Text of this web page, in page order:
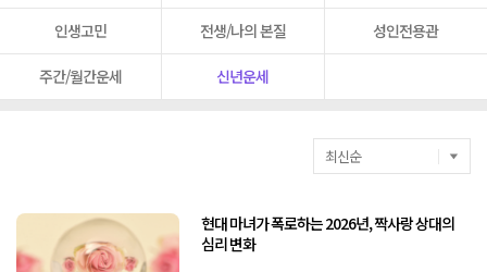
인생고민 전생/나의 본질 성인전용관
주간/월간운세 신년운세
현대 마녀가 폭로하는 2026년, 짝사랑 상대의
심리 변화